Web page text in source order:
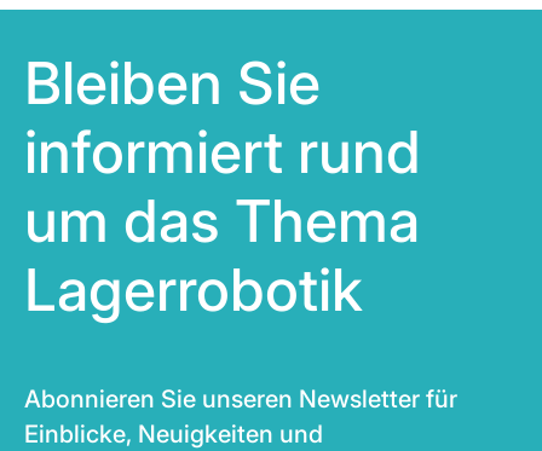
Bleiben Sie
informiert rund
um das Thema
Lagerrobotik
Abonnieren Sie unseren Newsletter für
Einblicke, Neuigkeiten und